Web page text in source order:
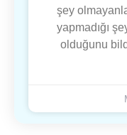
şey
yapmadığı
olduğunu